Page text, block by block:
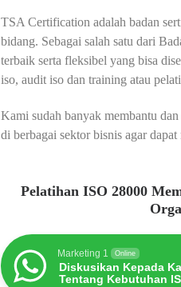
TSA Certification adalah badan
bidang. Sebagai salah satu dari
terbaik serta fleksibel yang bisa
iso, audit iso dan training atau
Kami sudah banyak membantu
di berbagai sektor bisnis agar
Pelatihan ISO 28000
Marketing 1 Online
Diskusikan Kepada
Tentang Kebutuhan